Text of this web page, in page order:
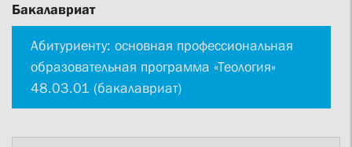
Бакалавриат
Абитуриенту: основная профессиональная
образовательная программа «Теология»
48.03.01 (бакалавриат)